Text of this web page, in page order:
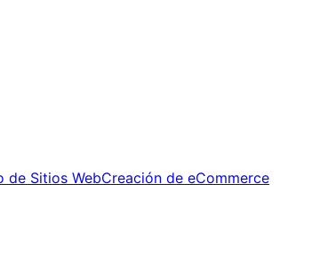
de Sitios WebCreación de eCommerce